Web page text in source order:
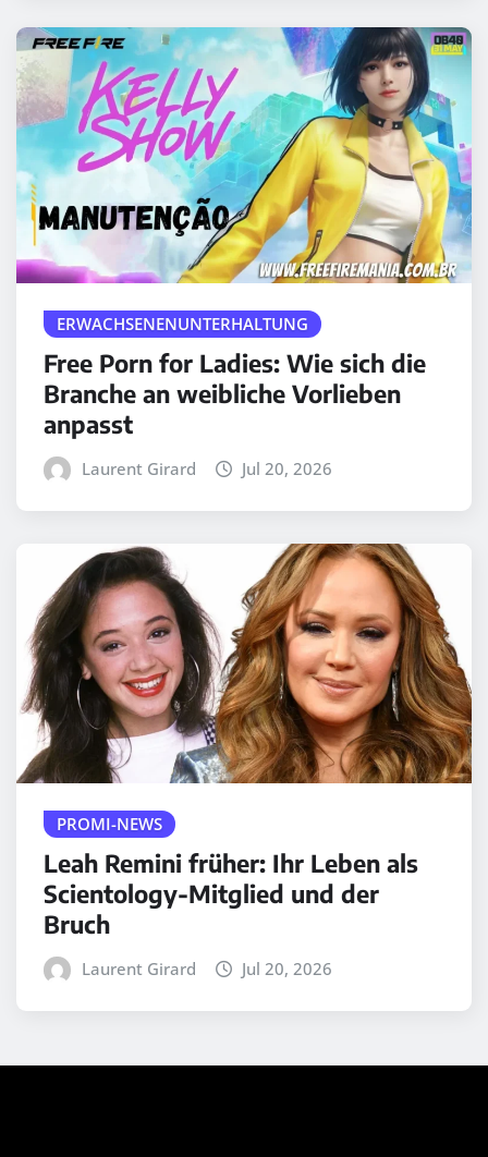
ERWACHSENENUNTERHALTUNG
Free Porn for Ladies: Wie sich die
Branche an weibliche Vorlieben
anpasst
Laurent Girard Jul 20, 2026
PROMI-NEWS
Leah Remini früher: Ihr Leben als
Scientology-Mitglied und der
Bruch
Laurent Girard Jul 20, 2026